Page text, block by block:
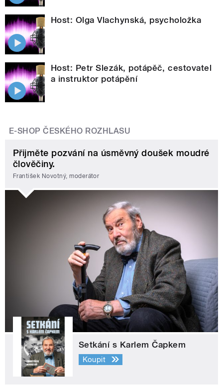
Host: Olga Vlachynská, psycholožka
Host: Petr Slezák, potápěč, cestovatel
a instruktor potápění
E-SHOP ČESKÉHO ROZHLASU
Přijměte pozvání na úsměvný doušek moudré
člověčiny.
František Novotný, moderátor
Setkání s Karlem Čapkem
Koupit